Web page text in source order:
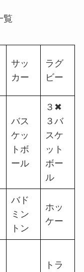
覧
サッ
カー
ラグ
ビー
バス
ケッ
トボ
ール
３✖
３バ
スケ
ット
ボー
ル
バド
ミン
トン
ホッ
ケー
トラ